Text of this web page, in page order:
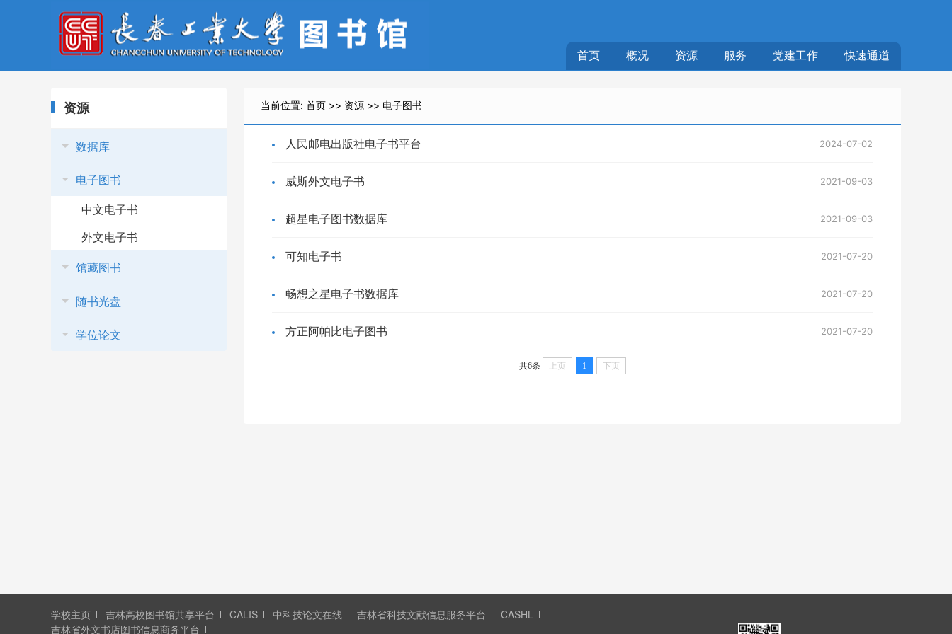
首页 概况 资源 服务 党建工作 快速通道
资源
数据库
电子图书
中文电子书
外文电子书
馆藏图书
随书光盘
学位论文
当前位置: 首页 >> 资源 >> 电子图书
人民邮电出版社电子书平台 2024-07-02
威斯外文电子书 2021-09-03
超星电子图书数据库 2021-09-03
可知电子书 2021-07-20
畅想之星电子书数据库 2021-07-20
方正阿帕比电子图书 2021-07-20
共6条 上页 1 下页
学校主页 吉林高校图书馆共享平台 CALIS 中科技论文在线 吉林省科技文献信息服务平台
CASHL
吉林省外文书店图书信息商务平台